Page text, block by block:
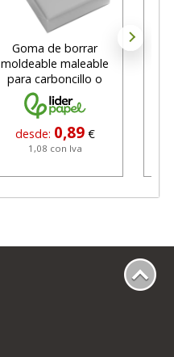
Goma de borrar
moldeable maleable
para carboncillo o
grafito
desde: 0,89 €
1,08 con Iva